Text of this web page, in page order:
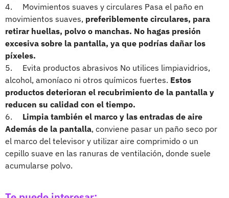
4. Movimientos suaves y circulares Pasa el paño en
movimientos suaves, preferiblemente circulares, para
retirar huellas, polvo o manchas. No hagas presión
excesiva sobre la pantalla, ya que podrías dañar los
píxeles.
5. Evita productos abrasivos No utilices limpiavidrios,
alcohol, amoníaco ni otros químicos fuertes. Estos
productos deterioran el recubrimiento de la pantalla y
reducen su calidad con el tiempo.
6. Limpia también el marco y las entradas de aire
Además de la pantalla, conviene pasar un paño seco por
el marco del televisor y utilizar aire comprimido o un
cepillo suave en las ranuras de ventilación, donde suele
acumularse polvo.